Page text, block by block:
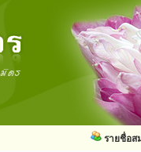
รายชื่อส